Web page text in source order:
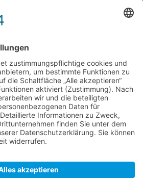
Vorlage:Navigation(Quelltext
anzeigen)
Vorlage:Navigationsleiste
(Quelltext anzeigen)
Vorlage:Navigationsleiste
Bodensee(Quelltext anzeigen